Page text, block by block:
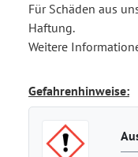
Für Schäden aus
Haftung.
Weitere
Gefahrenhinweise: